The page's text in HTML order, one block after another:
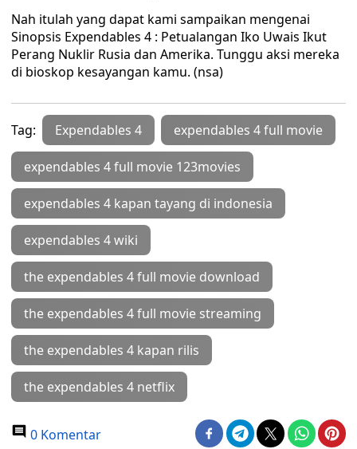
Nah itulah yang dapat kami sampaikan mengenai
Sinopsis Expendables 4 : Petualangan Iko Uwais Ikut
Perang Nuklir Rusia dan Amerika. Tunggu aksi mereka
di bioskop kesayangan kamu. (nsa)
Tag: Expendables 4 expendables 4 full movie
expendables 4 full movie 123movies
expendables 4 kapan tayang di indonesia
expendables 4 wiki
the expendables 4 full movie download
the expendables 4 full movie streaming
the expendables 4 kapan rilis
the expendables 4 netflix
0 Komentar